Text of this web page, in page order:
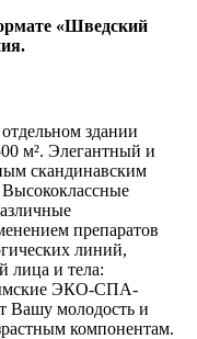
«Шведский
здании
м². Элегантный и
скандинавским
препаратов
линий,
лица и тела:
ЭКО-СПА-
Вашу молодость и
компонентам.